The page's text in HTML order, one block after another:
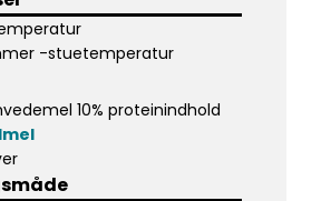
-stuetemperatur
10% proteinindhold